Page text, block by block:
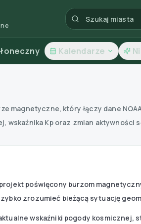
Kalendarze
magnetyczne, który łączy dane
wskaźnika Kp oraz zmian aktywności
poświęcony burzom
zrozumieć bieżącą sytuację
wskaźniki pogody